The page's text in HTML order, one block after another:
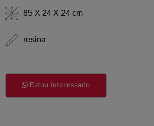
85 X 24 X 24 cm
resina
Estou interessado